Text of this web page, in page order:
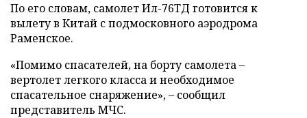
По его словам, самолет Ил-76ТД готовится к
вылету в Китай с подмосковного аэродрома
Раменское.
«Помимо спасателей, на борту самолета –
вертолет легкого класса и необходимое
спасательное снаряжение», – сообщил
представитель МЧС.